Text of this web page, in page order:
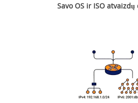
Savo OS ir ISO